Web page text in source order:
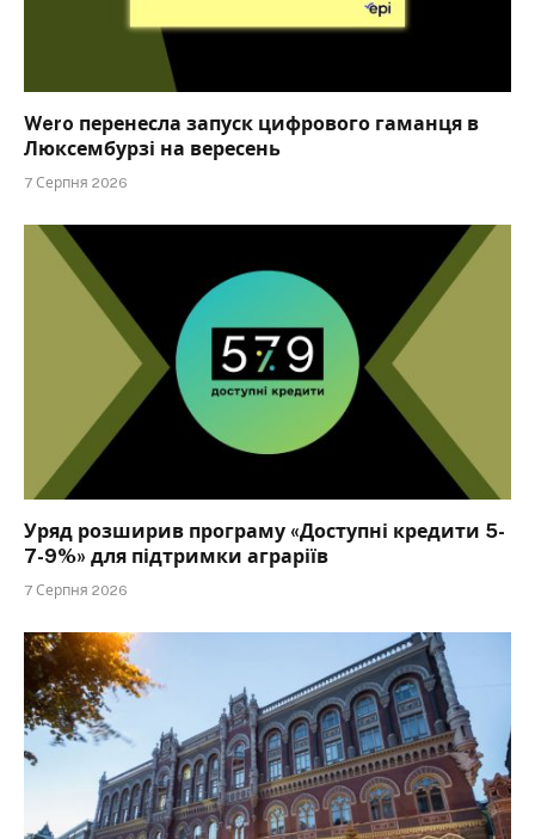
Wero перенесла запуск цифрового гаманця в
Люксембурзі на вересень
7 Серпня 2026
Уряд розширив програму «Доступні кредити 5-
7-9%» для підтримки аграріїв
7 Серпня 2026